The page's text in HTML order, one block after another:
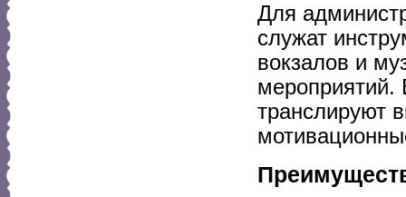
Для
служат
вокзалов и
мероприятий.
транслируют